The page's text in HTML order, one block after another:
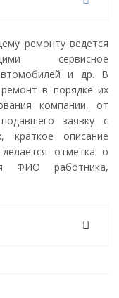
ремонту ведется
сервисное
и др. В
в порядке их
компании, от
заявку с
краткое описание
отметка о
ФИО работника,